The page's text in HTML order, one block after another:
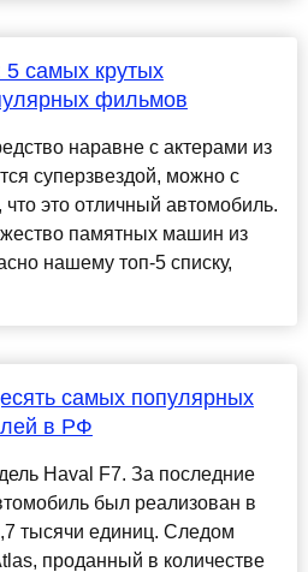
5 самых крутых
фильмов
наравне с актерами из
суперзвездой, можно с
что это отличный автомобиль.
памятных машин из
нашему топ-5 списку,
самых популярных
в РФ
Haval F7. За последние
был реализован в
тысячи единиц. Следом
проданный в количестве